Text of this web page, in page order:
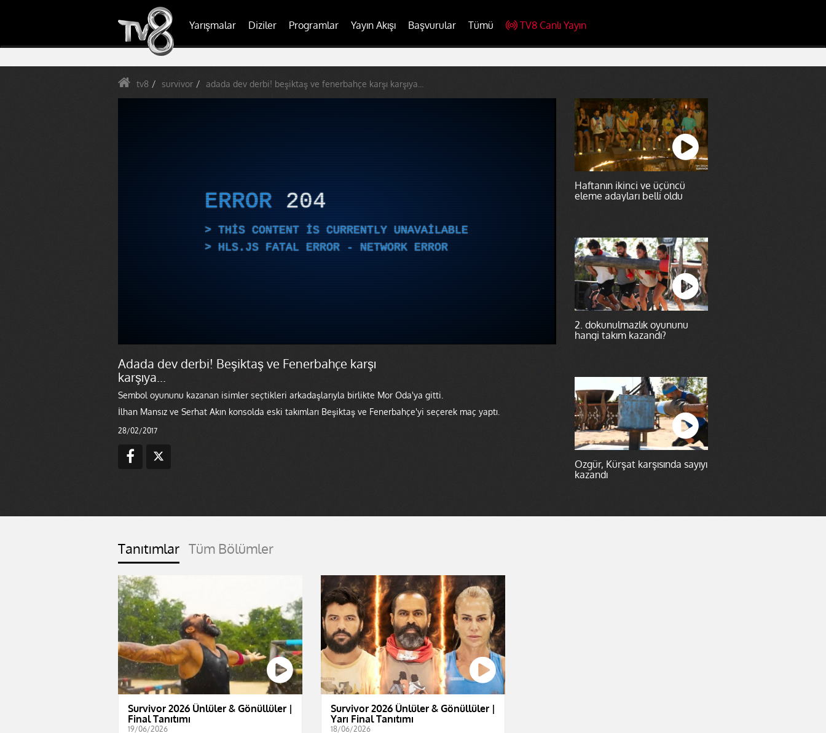
Yarışmalar Diziler Programlar Yayın Akışı Başvurular Tümü TV8 Canlı Yayın
tv8 survivor adada dev derbi! beşiktaş ve fenerbahçe karşı karşıya...
ERROR 204
THIS CONTENT IS CURRENTLY UNAVAILABLE
HLS.JS FATAL ERROR - NETWORK ERROR
Adada dev derbi! Beşiktaş ve Fenerbahçe karşı
karşıya...
Sembol oyununu kazanan isimler seçtikleri arkadaşlarıyla birlikte Mor Oda'ya gitti.
İlhan Mansız ve Serhat Akın konsolda eski takımları Beşiktaş ve Fenerbahçe'yi seçerek maç yaptı.
28/02/2017
Haftanın ikinci ve üçüncü
eleme adayları belli oldu
2. dokunulmazlık oyununu
hangi takım kazandı?
Özgür, Kürşat karşısında sayıyı
kazandı
Tanıtımlar Tüm Bölümler
Survivor 2026 Ünlüler & Gönüllüler |
Final Tanıtımı
19/06/2026
Survivor 2026 Ünlüler & Gönüllüler |
Yarı Final Tanıtımı
18/06/2026